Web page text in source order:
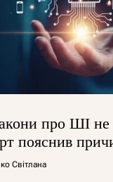
про ШІ не
пояснив
Світлана